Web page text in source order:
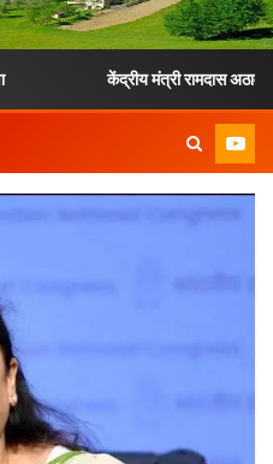
केंद्रीय मंत्री रामदास अठावले ने